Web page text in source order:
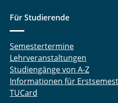
Für Studierende
Semestertermine
Lehrveranstaltungen
Studiengänge von A-Z
Informationen für
TUCard